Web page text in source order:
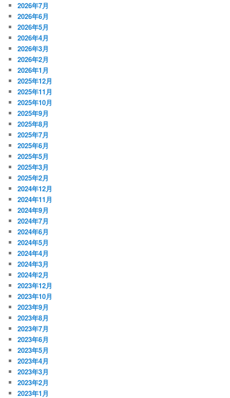
2026年7月
2026年6月
2026年5月
2026年4月
2026年3月
2026年2月
2026年1月
2025年12月
2025年11月
2025年10月
2025年9月
2025年8月
2025年7月
2025年6月
2025年5月
2025年3月
2025年2月
2024年12月
2024年11月
2024年9月
2024年7月
2024年6月
2024年5月
2024年4月
2024年3月
2024年2月
2023年12月
2023年10月
2023年9月
2023年8月
2023年7月
2023年6月
2023年5月
2023年4月
2023年3月
2023年2月
2023年1月